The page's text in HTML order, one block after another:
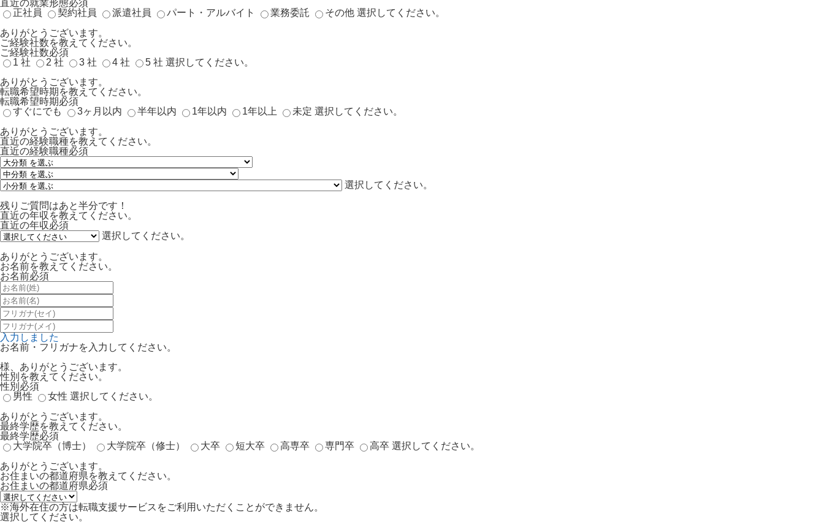
直近の就業形態必須
正社員
契約社員 派遣社員 パート・アルバイト 業務委託 その他 選択してください。
ありがとうございます。
ご経験社数を教えてください。
ご経験社数必須
1 社
2 社 3 社 4 社 5 社 選択してください。
ありがとうございます。
転職希望時期を教えてください。
転職希望時期必須
すぐにでも
3ヶ月以内 半年以内 1年以内 1年以上 未定 選択してください。
ありがとうございます。
直近の経験職種を教えてください。
直近の経験職種必須
選択してください。
残りご質問はあと半分です！
直近の年収を教えてください。
直近の年収必須
選択してください。
ありがとうございます。
お名前を教えてください。
お名前必須
入力しました
お名前・フリガナを入力してください。
様、ありがとうございます。
性別を教えてください。
性別 必須
男性
女性 選択してください。
ありがとうございます。
最終学歴を教えてください。
最終学歴必須
大学院卒（博士）
大学院卒（修士） 大卒 短大卒 高専卒 専門卒 高卒 選択してください。
ありがとうございます。
お住まいの都道府県を教えてください。
お住まいの都道府県必須
※海外在住の方は転職支援サービスをご利用いただくことができません。
選択してください。